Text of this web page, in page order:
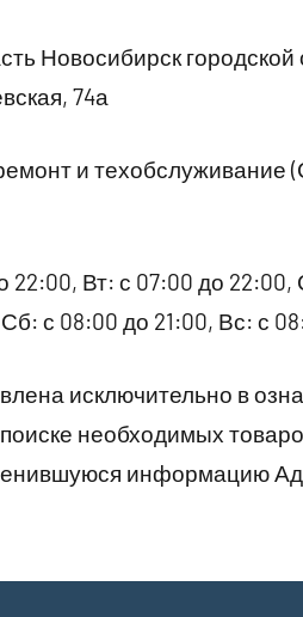
Новосибирск городской
74а
и
22:00, Вт: с 07:00 до
с 08:00 до 21:00, Вс: с
исключительно в
необходимых
информацию